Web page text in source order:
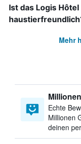
Ist das Logis Hôtel
Mehr
Echte
Millionen
deinen